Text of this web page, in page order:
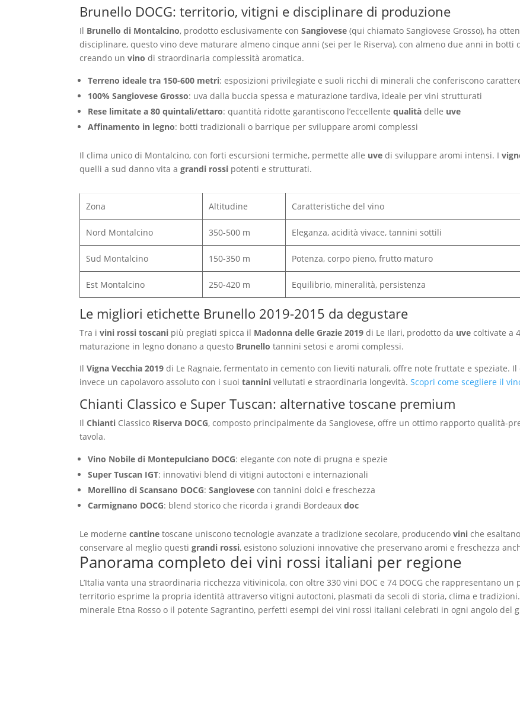
Brunello DOCG: territorio, vitigni e disciplinare di produzione
Il Brunello di Montalcino, prodotto esclusivamente conSangiovese (qui chiamato Sangiovese Grosso), ha
disciplinare, questo vino deve maturare almeno cinque anni (sei per le Riserva), con almeno due anni in
creando unvino di straordinaria complessità aromatica.
Terreno ideale tra 150-600 metri: esposizioni privilegiate e suoli ricchi di minerali che conferiscono
100% Sangiovese Grosso: uva dalla buccia spessa e maturazione tardiva, ideale per vini strutturati
Rese limitate a 80 quintali/ettaro: quantità ridotte garantiscono l’eccellentequalità delle uve
Affinamento in legno: botti tradizionali o barrique per sviluppare aromi complessi
Il clima unico di Montalcino, con forti escursioni termiche, permette alle uve di sviluppare aromi intensi. I
quelli a sud danno vita agrandi rossi potenti e strutturati.
Zona Altitudine Caratteristiche del vino
Nord Montalcino 350-500 m Eleganza, acidità vivace, tannini sottili
Sud Montalcino 150-350 m Potenza, corpo pieno, frutto maturo
Est Montalcino 250-420 m Equilibrio, mineralità, persistenza
Le migliori etichette Brunello 2019-2015 da degustare
Tra ivini rossi toscani più pregiati spicca il Madonna delle Grazie 2019 di Le Ilari, prodotto da uve coltivate a
maturazione in legno donano a questo Brunello tannini setosi e aromi complessi.
IlVigna Vecchia 2019 di Le Ragnaie, fermentato in cemento con lieviti naturali, offre note fruttate e speziate.
invece un capolavoro assoluto con i suoitannini vellutati e straordinaria longevità.Scopri come scegliere il
Chianti Classico e Super Tuscan: alternative toscane premium
IlChianti Classico Riserva DOCG, composto principalmente da Sangiovese, offre un ottimo rapporto qualità-
tavola.
Vino Nobile di Montepulciano DOCG: elegante con note di prugna e spezie
Super Tuscan IGT: innovativi blend di vitigni autoctoni e internazionali
Morellino di Scansano DOCG:Sangiovese con tannini dolci e freschezza
Carmignano DOCG: blend storico che ricorda i grandi Bordeauxdoc
Le modernecantine toscane uniscono tecnologie avanzate a tradizione secolare, producendovini che
conservare al meglio questigrandi rossi, esistono soluzioni innovative che preservano aromi e freschezza
Panorama completo dei vini rossi italiani per regione
L’Italia vanta una straordinaria ricchezza vitivinicola, con oltre 330 vini DOC e 74 DOCG che rappresentano
territorio esprime la propria identità attraverso vitigni autoctoni, plasmati da secoli di storia, clima e
minerale Etna Rosso o il potente Sagrantino, perfetti esempi dei vini rossi italiani celebrati in ogni angolo del